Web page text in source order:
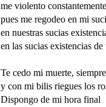
me violento constantemente
pues me regodeo en mi
en nuestras sucias
en las sucias existencias de
Te cedo mi muerte,
y con mi bilis riegues los
Dispongo de mi hora final